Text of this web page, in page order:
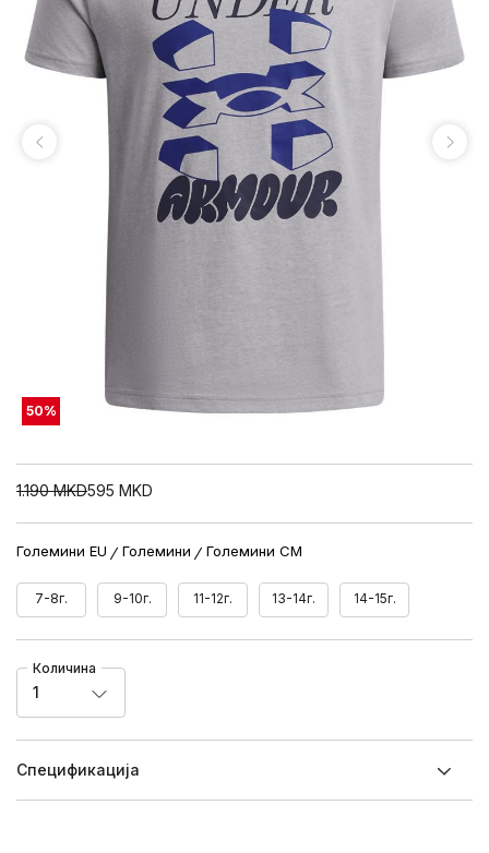
50%
1.190 MKD595 MKD
Големини EU Големини Големини CM
7-8г. 9-10г. 11-12г. 13-14г. 14-15г.
Количина
1
Спецификацијa